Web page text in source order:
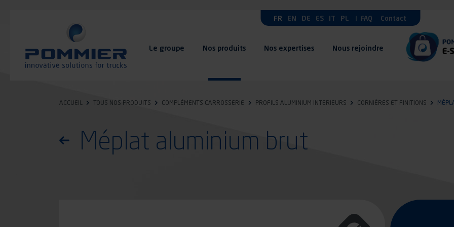
FR EN DE ES IT PL FAQ Contact
Le groupe Nos produits Nos expertises Nous rejoindre
ACCUEIL TOUS NOS PRODUITS COMPLÉMENTS CARROSSERIE PROFILS ALUMINIUM INTERIEURS CORNIÈRES ET FINITIONS
Retourner à la liste des produits
Méplat aluminium brut